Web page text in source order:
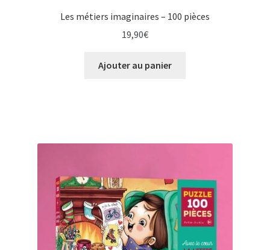
Les métiers imaginaires – 100 pièces
19,90€
Ajouter au panier